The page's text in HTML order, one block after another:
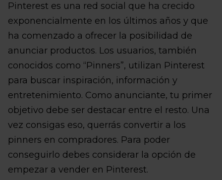
Pinterest es una red social que ha crecido
exponencialmente en los últimos años y que
ha comenzado a ofrecer la posibilidad de
anunciar productos. Los usuarios, también
conocidos como “Pinners”, utilizan Pinterest
para buscar inspiración, información y
entretenimiento. Como anunciante, tu primer
objetivo debe ser destacar entre el resto. Una
vez consigas eso, querrás convertir a los
pinners en compradores. Para poder
conseguirlo debes considerar la opción de
empezar a vender en Pinterest.